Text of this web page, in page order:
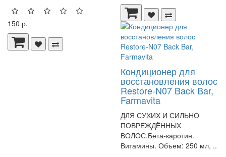
150 р.
Кондиционер для
восстановления волос
Restore-N07 Back Bar,
Farmavita
ДЛЯ СУХИХ И СИЛЬНО
ПОВРЕЖДЁННЫХ
ВОЛОС.Бета-каротин.
Витамины. Объем: 250 мл, ..